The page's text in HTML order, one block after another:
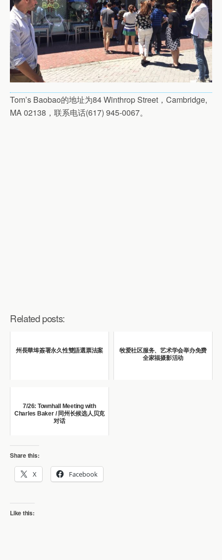
Tom’s Baobao的地址为84 Winthrop Street，Cambridge,
MA 02138，联系电话(617) 945-0067。
Related posts:
州長華埠簽署永久性雙語選票法案
牧爱社区服务、艺术学会举办免费
全家福摄影活动
7/26: Townhall Meeting with
Charles Baker / 同州长候选人贝克
对话
Share this:
X Facebook
Like this: